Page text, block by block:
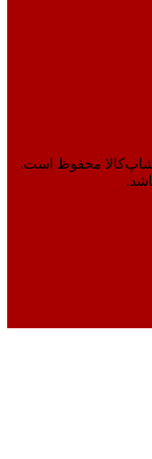
نیوشاپ‌کالا محفوظ است.